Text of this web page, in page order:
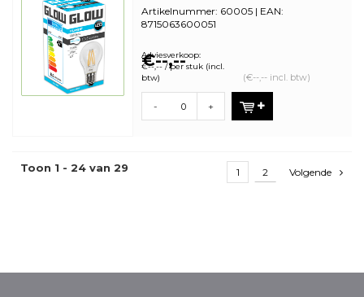
Artikelnummer: 60005 | EAN:
8715063600051
€--,--
Adviesverkoop:
€--,-- / per stuk (incl.
btw)
(€--,-- incl. btw)
- +
Toon 1 - 24 van 29 1 2 Volgende